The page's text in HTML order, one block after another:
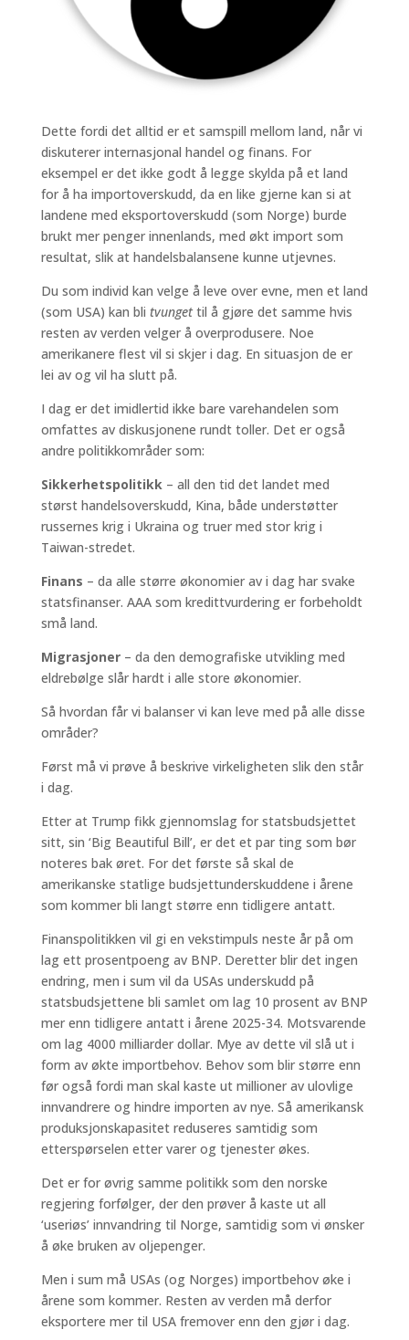
Dette fordi det alltid er et samspill mellom land, når vi
diskuterer internasjonal handel og finans. For
eksempel er det ikke godt å legge skylda på et land
for å ha importoverskudd, da en like gjerne kan si at
landene med eksportoverskudd (som Norge) burde
brukt mer penger innenlands, med økt import som
resultat, slik at handelsbalansene kunne utjevnes.
Du som individ kan velge å leve over evne, men et land
(som USA) kan bli tvungettil å gjøre det samme hvis
resten av verden velger å overprodusere. Noe
amerikanere flest vil si skjer i dag. En situasjon de er
lei av og vil ha slutt på.
I dag er det imidlertid ikke bare varehandelen som
omfattes av diskusjonene rundt toller. Det er også
andre politikkområder som:
Sikkerhetspolitikk– all den tid det landet med
størst handelsoverskudd, Kina, både understøtter
russernes krig i Ukraina og truer med stor krig i
Taiwan-stredet.
Finans – da alle større økonomier av i dag har svake
statsfinanser. AAA som kredittvurdering er forbeholdt
små land.
Migrasjoner– da den demografiske utvikling med
eldrebølge slår hardt i alle store økonomier.
Så hvordan får vi balanser vi kan leve med på alle disse
områder?
Først må vi prøve å beskrive virkeligheten slik den står
i dag.
Etter at Trump fikk gjennomslag for statsbudsjettet
sitt, sin ‘Big Beautiful Bill’, er det et par ting som bør
noteres bak øret. For det første så skal de
amerikanske statlige budsjettunderskuddene i årene
som kommer bli langt større enn tidligere antatt.
Finanspolitikken vil gi en vekstimpuls neste år på om
lag ett prosentpoeng av BNP. Deretter blir det ingen
endring, men i sum vil da USAs underskudd på
statsbudsjettene bli samlet om lag 10 prosent av BNP
mer enn tidligere antatt i årene 2025-34. Motsvarende
om lag 4000 milliarder dollar. Mye av dette vil slå ut i
form av økte importbehov. Behov som blir større enn
før også fordi man skal kaste ut millioner av ulovlige
innvandrere og hindre importen av nye. Så amerikansk
produksjonskapasitet reduseres samtidig som
etterspørselen etter varer og tjenester økes.
Det er for øvrig samme politikk som den norske
regjering forfølger, der den prøver å kaste ut all
‘useriøs’ innvandring til Norge, samtidig som vi ønsker
å øke bruken av oljepenger.
Men i sum må USAs (og Norges) importbehov øke i
årene som kommer. Resten av verden må derfor
eksportere mer til USA fremover enn den gjør i dag.